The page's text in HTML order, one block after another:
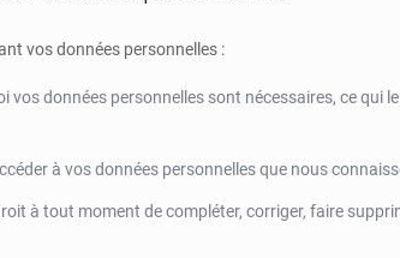
vos données personnelles :
vos données personnelles sont nécessaires, ce qui
à vos données personnelles que nous
à tout moment de compléter, corriger, faire